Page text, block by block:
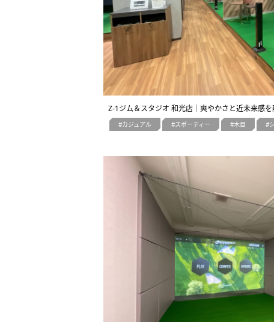
Z-1ジム＆スタジオ 和光店｜爽やかさと近未来感
カジュアル スポーティー 木目